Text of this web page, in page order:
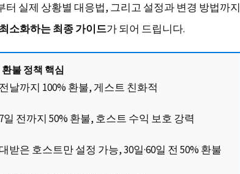
터 실제 상황별 대응법, 그리고 설정과 변경 방법까지
소화하는 최종 가이드가 되어 드립니다.
불 정책 핵심
날까지 100% 환불, 게스트 친화적
일 전까지 50% 환불, 호스트 수익 보호 강력
받은 호스트만 설정 가능, 30일·60일 전 50% 환불